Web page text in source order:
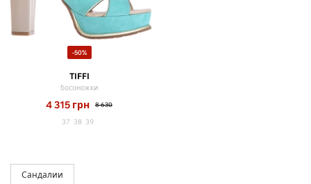
-50%
TIFFI
босоножки
4 315 грн 8 630
37 38 39
Сандалии